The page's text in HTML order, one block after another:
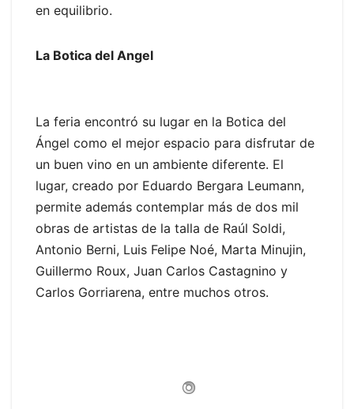
en equilibrio.
La Botica del Angel
La feria encontró su lugar en la Botica del
Ángel como el mejor espacio para disfrutar de
un buen vino en un ambiente diferente. El
lugar, creado por Eduardo Bergara Leumann,
permite además contemplar más de dos mil
obras de artistas de la talla de Raúl Soldi,
Antonio Berni, Luis Felipe Noé, Marta Minujin,
Guillermo Roux, Juan Carlos Castagnino y
Carlos Gorriarena, entre muchos otros.